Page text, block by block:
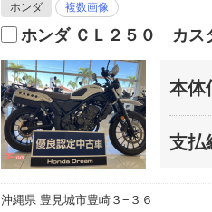
ホンダ 複数画像
ホンダ ＣＬ２５０ カス
本体
支払
沖縄県 豊見城市豊崎３−３６